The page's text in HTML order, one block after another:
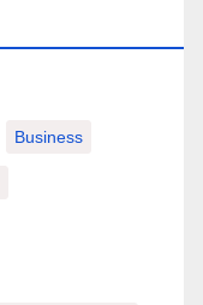
Business